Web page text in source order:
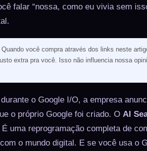
falar “nossa, como eu vivia sem
Quando você compra através dos links neste
extra pra você. Isso não influencia nossa
o Google I/O, a empresa
o próprio Google foi criado. O AI
uma reprogramação completa de
o mundo digital. E se você usa o